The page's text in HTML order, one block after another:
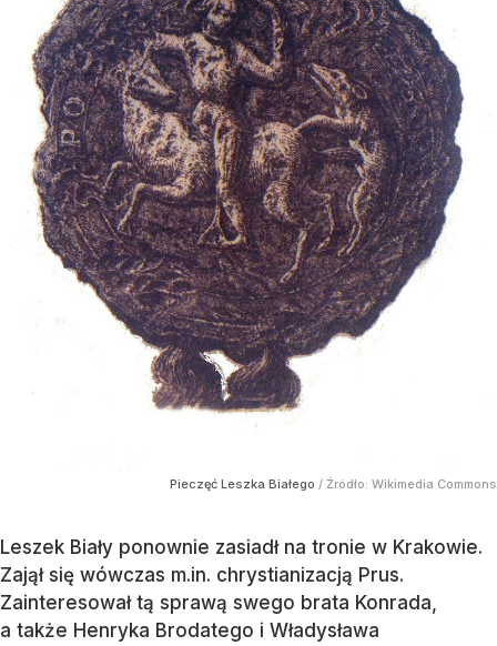
Pieczęć Leszka Białego / Źródło: Wikimedia Commons
Leszek Biały ponownie zasiadł na tronie w Krakowie.
Zajął się wówczas m.in. chrystianizacją Prus.
Zainteresował tą sprawą swego brata Konrada,
a także Henryka Brodatego i Władysława